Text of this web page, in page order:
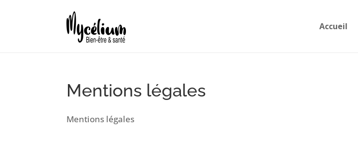
Accueil
Mentions légales
Mentions légales